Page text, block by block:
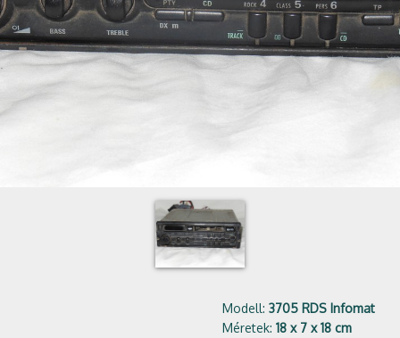
Modell: 3705 RDS Infomat
Méretek: 18 x 7 x 18 cm